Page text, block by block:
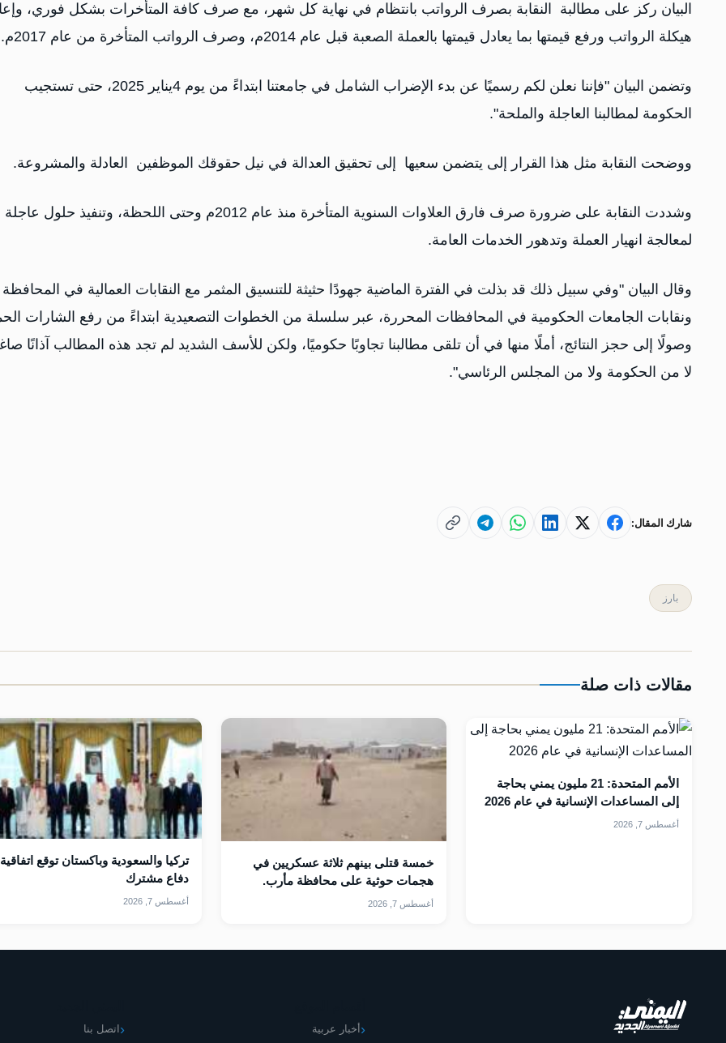
البيان ركز على مطالبة النقابة بصرف الرواتب بانتظام في نهاية كل شهر، مع صرف كافة المتأخرات بشكل فوري،
هيكلة الرواتب ورفع قيمتها بما يعادل قيمتها بالعملة الصعبة قبل عام 2014م، وصرف الرواتب المتأخرة من عام 2017م.
وتضمن البيان "فإننا نعلن لكم رسميًا عن بدء الإضراب الشامل في جامعتنا ابتداءً من يوم 4يناير 2025، حتى تستجيب
الحكومة لمطالبنا العاجلة والملحة".
ووضحت النقابة مثل هذا القرار إلى يتضمن سعيها إلى تحقيق العدالة في نيل حقوقك الموظفين العادلة والمشروعة.
وشددت النقابة على ضرورة صرف فارق العلاوات السنوية المتأخرة منذ عام 2012م وحتى اللحظة، وتنفيذ حلول عاجلة
لمعالجة انهيار العملة وتدهور الخدمات العامة.
وقال البيان "وفي سبيل ذلك قد بذلت في الفترة الماضية جهودًا حثيثة للتنسيق المثمر مع النقابات العمالية في المحافظة
ونقابات الجامعات الحكومية في المحافظات المحررة، عبر سلسلة من الخطوات التصعيدية ابتداءً من رفع الشارات
وصولًا إلى حجز النتائج، أملًا منها في أن تلقى مطالبنا تجاوبًا حكوميًا، ولكن للأسف الشديد لم تجد هذه المطالب آذانًا
لا من الحكومة ولا من المجلس الرئاسي".
شارك المقال:
بارز
مقالات ذات صلة
الأمم المتحدة: 21 مليون يمني بحاجة
إلى المساعدات الإنسانية في عام 2026
أغسطس 7, 2026
خمسة قتلى بينهم ثلاثة عسكريين في
هجمات حوثية على محافظة مأرب.
أغسطس 7, 2026
تركيا والسعودية وباكستان توقع اتفاقية
دفاع ⁠مشترك
أغسطس 7, 2026
أخبار عربية اتصل بنا